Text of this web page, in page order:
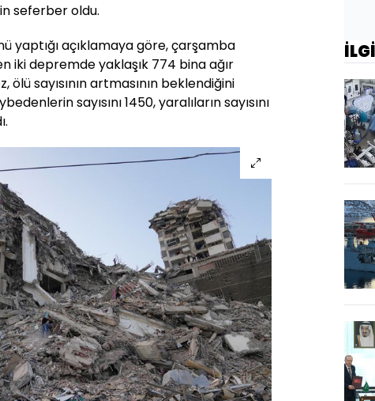
seferber oldu.
yaptığı açıklamaya göre, çarşamba
iki depremde yaklaşık 774 bina ağır
ölü sayısının artmasının beklendiğini
sayısını 1450, yaralıların sayısını